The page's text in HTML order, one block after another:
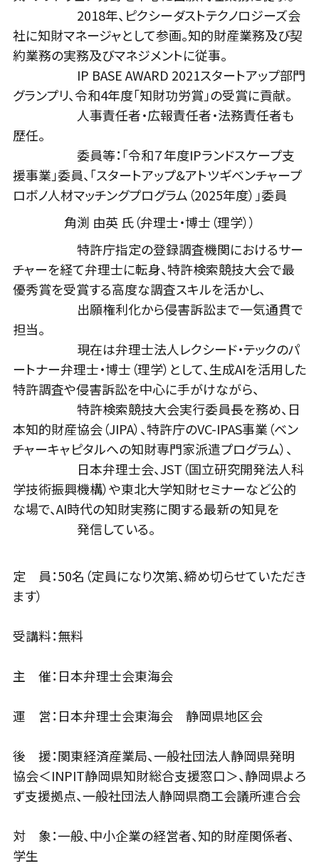
2018年、ピクシーダストテクノロジーズ会
社に知財マネージャとして参画。知的財産業務及び契
約業務の実務及びマネジメントに従事。
IP BASE AWARD 2021スタートアップ部門
グランプリ、令和4年度「知財功労賞」の受賞に貢献。
人事責任者・広報責任者・法務責任者も
歴任。
委員等：「令和７年度IPランドスケープ支
援事業」委員、「スタートアップ&アトツギベンチャープ
ロボノ人材マッチングプログラム（2025年度）」委員
角渕 由英 氏（弁理士・博士（理学））
特許庁指定の登録調査機関におけるサー
チャーを経て弁理士に転身、特許検索競技大会で最
優秀賞を受賞する高度な調査スキルを活かし、
出願権利化から侵害訴訟まで一気通貫で
担当。
現在は弁理士法人レクシード・テックのパ
ートナー弁理士・博士（理学）として、生成AIを活用した
特許調査や侵害訴訟を中心に手がけながら、
特許検索競技大会実行委員長を務め、日
本知的財産協会（JIPA）、特許庁のVC-IPAS事業（ベン
チャーキャピタルへの知財専門家派遣プログラム）、
日本弁理士会、JST（国立研究開発法人科
学技術振興機構）や東北大学知財セミナーなど公的
な場で、AI時代の知財実務に関する最新の知見を
発信している。
定 員：50名（定員になり次第、締め切らせていただき
ます）
受講料：無料
主 催：日本弁理士会東海会
運 営：日本弁理士会東海会 静岡県地区会
後 援：関東経済産業局、一般社団法人静岡県発明
協会＜INPIT静岡県知財総合支援窓口＞、静岡県よろ
ず支援拠点、一般社団法人静岡県商工会議所連合会
対 象：一般、中小企業の経営者、知的財産関係者、
学生